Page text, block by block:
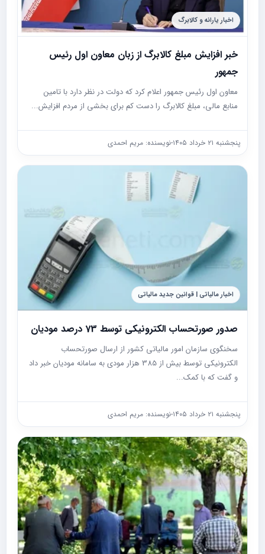
اخبار یارانه و کالابرگ
خبر افزایش مبلغ کالابرگ از زبان معاون اول رئیس
جمهور
معاون اول رئیس جمهور اعلام کرد که دولت در نظر دارد با تامین
منابع مالی، مبلغ کالابرگ را دست کم برای بخشی از مردم افزایش...
پنجشنبه ۲۱ خرداد ۱۴۰۵ -نویسنده: مریم احمدی
اخبار مالیاتی | قوانین جدید مالیاتی
صدور صورتحساب الکترونیکی توسط 73 درصد مودیان
سخنگوی سازمان امور مالیاتی کشور از ارسال صورتحساب
الکترونیکی توسط بیش از 385 هزار مودی به سامانه مودیان خبر داد
و گفت که با کمک...
پنجشنبه ۲۱ خرداد ۱۴۰۵ -نویسنده: مریم احمدی